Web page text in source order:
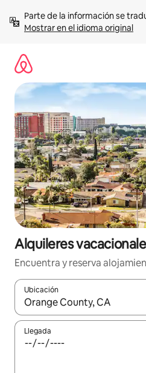
contenidoMostrar en el idioma original
Alquileres
Encuentra y reserva
Ubicación
Cuando los resultados estén
Llegada